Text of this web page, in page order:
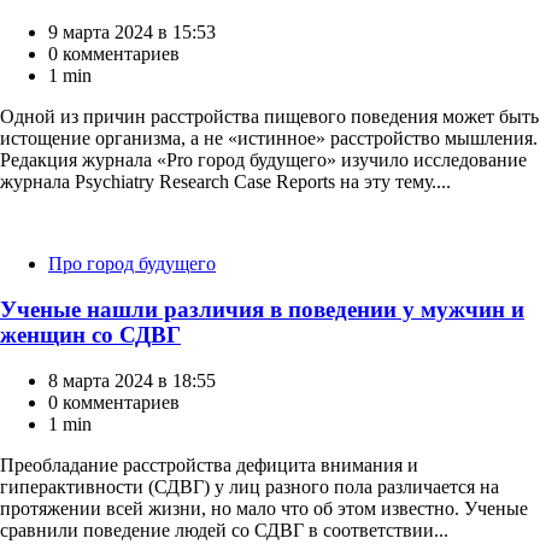
9 марта 2024 в 15:53
0 комментариев
1 min
Одной из причин расстройства пищевого поведения может быть
истощение организма, а не «истинное» расстройство мышления.
Редакция журнала «Pro город будущего» изучило исследование
журнала Psychiatry Research Case Reports на эту тему....
КатегорииПро город будущего
Ученые нашли различия в поведении у мужчин и
женщин со СДВГ
8 марта 2024 в 18:55
0 комментариев
1 min
Преобладание расстройства дефицита внимания и
гиперактивности (СДВГ) у лиц разного пола различается на
протяжении всей жизни, но мало что об этом известно. Ученые
сравнили поведение людей со СДВГ в соответствии...